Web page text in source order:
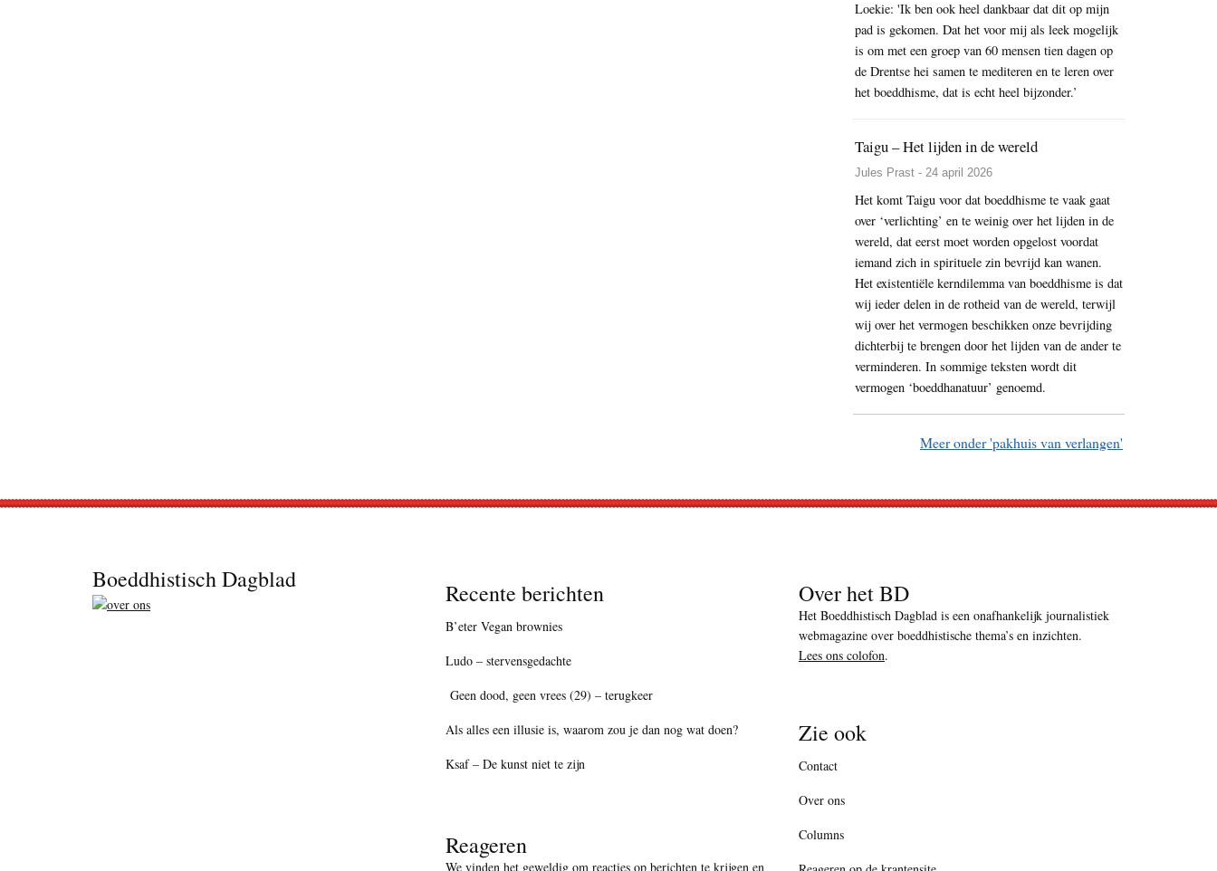
Loekie: 'Ik ben ook heel dankbaar dat dit op mijn
pad is gekomen. Dat het voor mij als leek mogelijk
is om met een groep van 60 mensen tien dagen op
de Drentse hei samen te mediteren en te leren over
het boeddhisme, dat is echt heel bijzonder.’
Taigu – Het lijden in de wereld
Jules Prast - 24 april 2026
Het komt Taigu voor dat boeddhisme te vaak gaat
over ‘verlichting’ en te weinig over het lijden in de
wereld, dat eerst moet worden opgelost voordat
iemand zich in spirituele zin bevrijd kan wanen.
Het existentiële kerndilemma van boeddhisme is dat
wij ieder delen in de rotheid van de wereld, terwijl
wij over het vermogen beschikken onze bevrijding
dichterbij te brengen door het lijden van de ander te
verminderen. In sommige teksten wordt dit
vermogen ‘boeddhanatuur’ genoemd.
Meer onder 'pakhuis van verlangen'
Boeddhistisch Dagblad Recente berichten
B’eter Vegan brownies
Ludo – stervensgedachte
Geen dood, geen vrees (29) – terugkeer
Als alles een illusie is, waarom zou je dan nog wat doen?
Ksaf – De kunst niet te zijn
Reageren
We vinden het geweldig om reacties op berichten te krijgen en
Over het BD
Het Boeddhistisch Dagblad is een onafhankelijk journalistiek
webmagazine over boeddhistische thema’s en inzichten.
Lees ons colofon.
Zie ook
Contact
Over ons
Columns